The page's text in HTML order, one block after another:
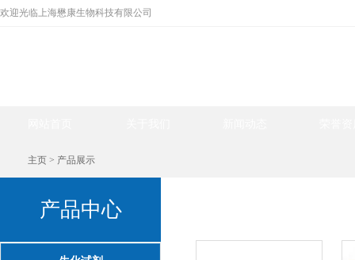
欢迎光临上海懋康生物科技有限公司
主页 > 产品展示
产品中心